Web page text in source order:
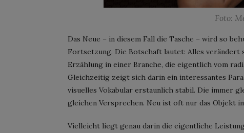
Foto:
Das Neue – in diesem Fall die Tasche – wird so
Fortsetzung. Die Botschaft lautet: Alles
Erzählung in einer Branche, die eigentlich vom
Gleichzeitig zeigt sich darin ein interessantes
visuelles Vokabular erstaunlich stabil. Die immer
gleichen Versprechen. Neu ist oft nur das Objekt
Vielleicht liegt genau darin die eigentliche